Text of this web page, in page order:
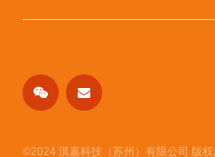
©2024 淇嘉科技（苏州）有限公司 版